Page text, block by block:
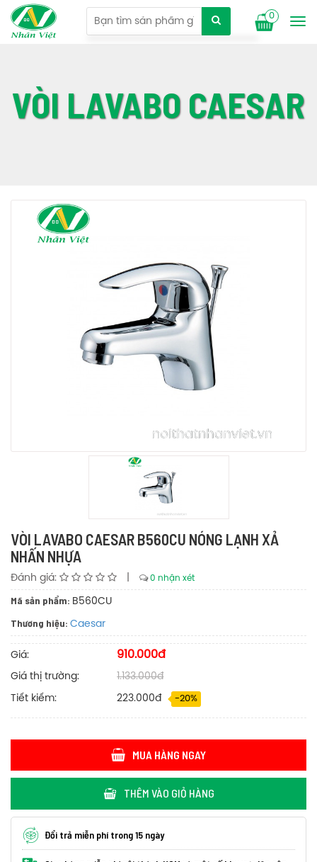
0
VÒI LAVABO CAESAR
VÒI LAVABO CAESAR B560CU NÓNG LẠNH XẢ
NHẤN NHỰA
Đánh giá: 0 nhận xét
Mã sản phẩm: B560CU
Thương hiệu: Caesar
Giá: 910.000đ
Giá thị trường: 1.133.000đ
Tiết kiếm: 223.000đ -20%
MUA HÀNG NGAY
THÊM VÀO GIỎ HÀNG
Đổi trả miễn phí trong 15 ngày